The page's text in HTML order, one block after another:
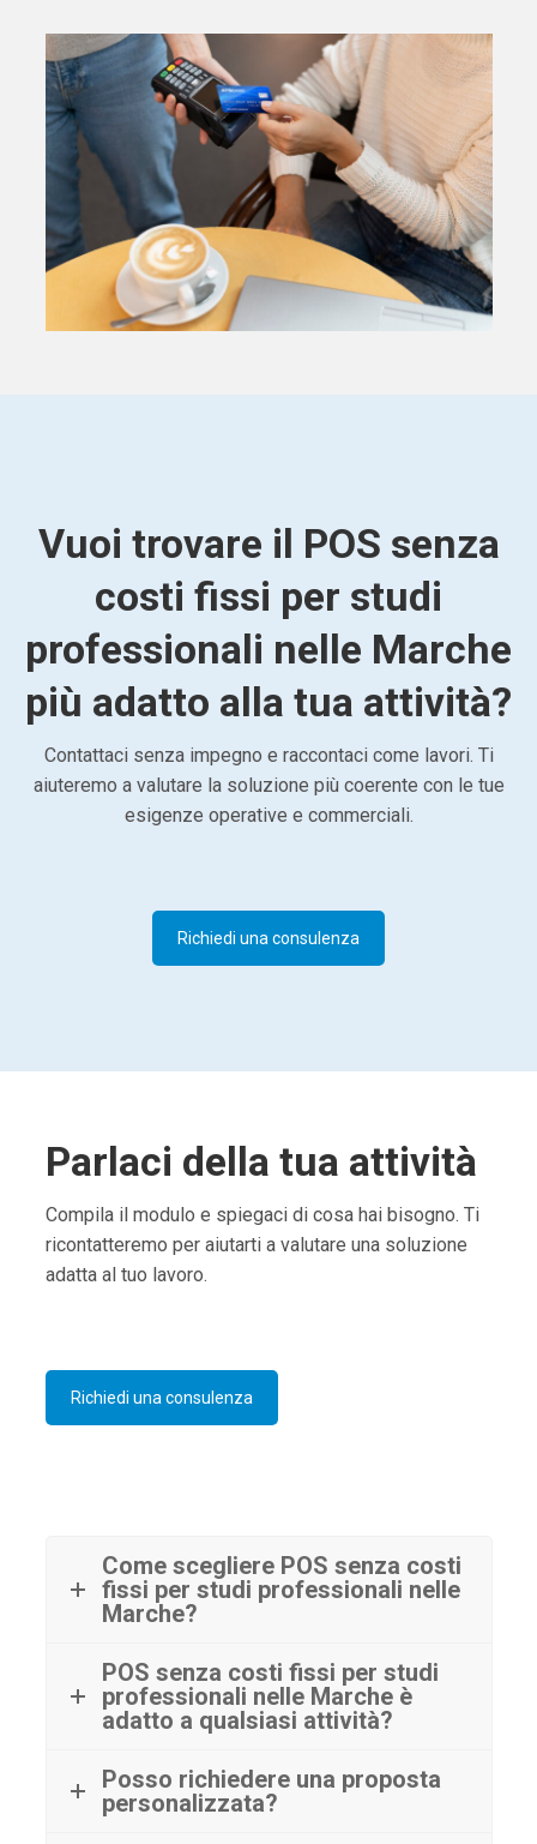
Vuoi trovare il POS senza
costi fissi per studi
professionali nelle Marche
più adatto alla tua attività?
Contattaci senza impegno e raccontaci come lavori. Ti
aiuteremo a valutare la soluzione più coerente con le tue
esigenze operative e commerciali.
Richiedi una consulenza
Parlaci della tua attività
Compila il modulo e spiegaci di cosa hai bisogno. Ti
ricontatteremo per aiutarti a valutare una soluzione
adatta al tuo lavoro.
Richiedi una consulenza
Come scegliere POS senza costi
fissi per studi professionali nelle
Marche?
POS senza costi fissi per studi
professionali nelle Marche è
adatto a qualsiasi attività?
Posso richiedere una proposta
personalizzata?